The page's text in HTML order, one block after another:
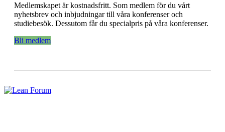
Medlemskapet är kostnadsfritt. Som medlem för du vårt
nyhetsbrev och inbjudningar till våra konferenser och
studiebesök. Dessutom får du specialpris på våra konferenser.
Bli medlem